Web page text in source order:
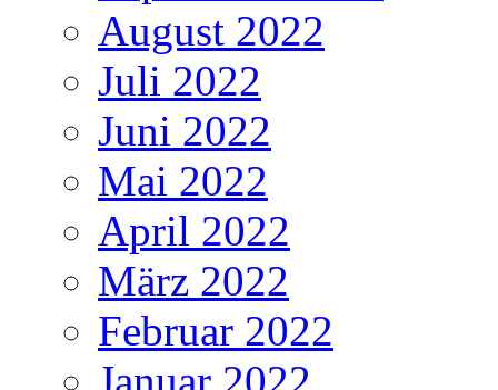
August 2022
Juli 2022
Juni 2022
Mai 2022
April 2022
März 2022
Februar 2022